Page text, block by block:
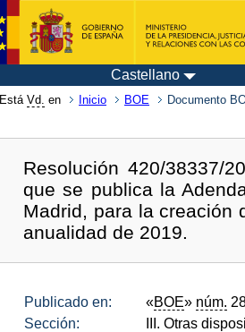
Castellano
Está Vd. en Inicio BOE Documento
Resolución 420/38337/
que se publica la
Madrid, para la creación
anualidad de 2019.
Publicado en: «BOE» núm.
Sección:
III. Otras